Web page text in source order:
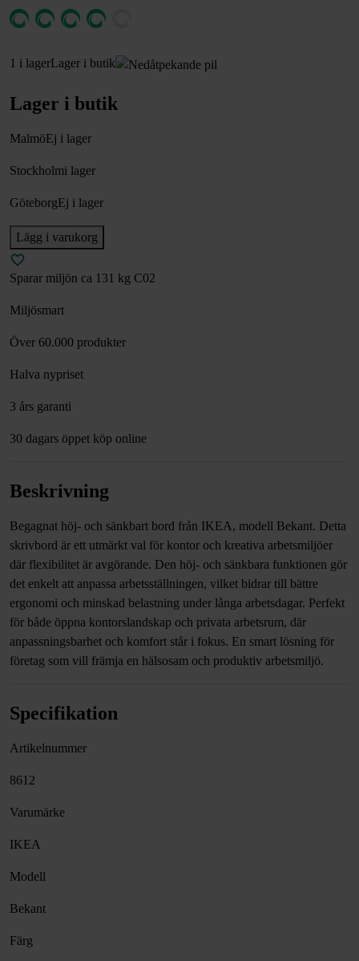
1 i lagerLager i butik
Lager i butik
MalmöEj i lager
Stockholmi lager
GöteborgEj i lager
Lägg i varukorg
Sparar miljön ca 131 kg C02
Miljösmart
Över 60.000 produkter
Halva nypriset
3 års garanti
30 dagars öppet köp online
Beskrivning
Begagnat höj- och sänkbart bord från IKEA, modell Bekant. Detta
skrivbord är ett utmärkt val för kontor och kreativa arbetsmiljöer
där flexibilitet är avgörande. Den höj- och sänkbara funktionen gör
det enkelt att anpassa arbetsställningen, vilket bidrar till bättre
ergonomi och minskad belastning under långa arbetsdagar. Perfekt
för både öppna kontorslandskap och privata arbetsrum, där
anpassningsbarhet och komfort står i fokus. En smart lösning för
företag som vill främja en hälsosam och produktiv arbetsmiljö.
Specifikation
Artikelnummer
8612
Varumärke
IKEA
Modell
Bekant
Färg